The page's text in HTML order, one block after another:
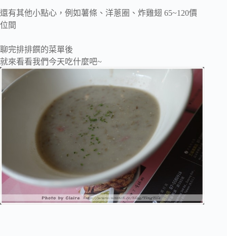
還有其他小點心，例如薯條、洋蔥圈、炸雞翅 65~120價
位間
聊完排排饌的菜單後
就來看看我們今天吃什麼吧~